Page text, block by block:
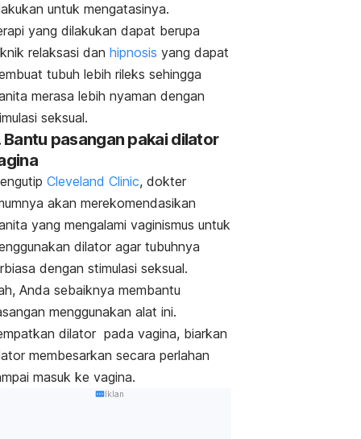
untuk mengatasinya.
yang dilakukan dapat berupa
relaksasi dan hipnosis yang dapat
tubuh lebih rileks sehingga
merasa lebih nyaman dengan
seksual.
Bantu pasangan pakai dilator
Cleveland Clinic, dokter
akan merekomendasikan
yang mengalami vaginismus untuk
dilator agar tubuhnya
dengan stimulasi seksual.
Anda sebaiknya membantu
menggunakan alat ini.
dilator pada vagina, biarkan
membesarkan secara perlahan
masuk ke vagina.
Iklan